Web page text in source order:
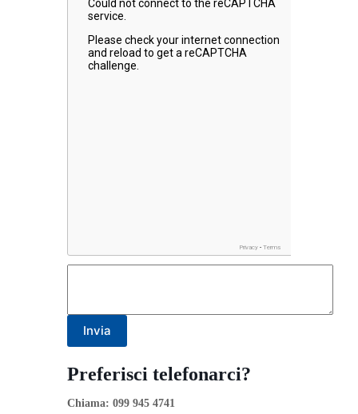
Preferisci telefonarci?
Chiama: 099 945 4741